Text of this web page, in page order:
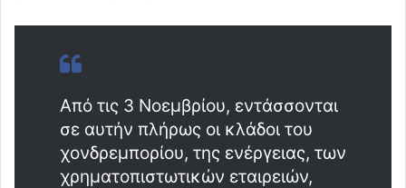
Από τις 3 Νοεμβρίου, εντάσσονται
σε αυτήν πλήρως οι κλάδοι του
χονδρεμπορίου, της ενέργειας, των
χρηματοπιστωτικών εταιρειών,